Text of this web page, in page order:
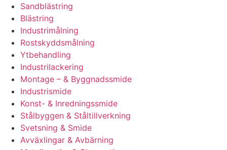
Sandblästring
Blästring
Industrimålning
Rostskyddsmålning
Ytbehandling
Industrilackering
Montage – & Byggnadssmide
Industrismide
Konst- & Inredningssmide
Stålbyggen & Ståltillverkning
Svetsning & Smide
Avväxlingar & Avbärning